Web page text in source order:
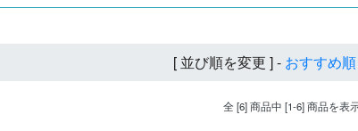
[ 並び順を変更 ] - おすすめ順
全 [6] 商品中 [1-6] 商品を表